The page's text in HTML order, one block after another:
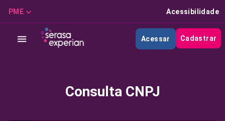
PME Acessibilidade
Acessar Cadastrar
Consulta CNPJ